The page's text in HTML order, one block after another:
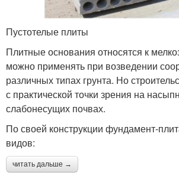
Пустотелые плиты
Плитные основания относятся к
можно применять при возведении
различных типах грунта. Но
с практической точки зрения на
слабонесущих почвах.
По своей конструкции фундамент-
видов:
читать дальше →